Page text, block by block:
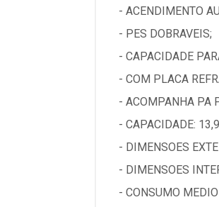
- ACENDIMENTO
- PES DOBRAVEIS;
- CAPACIDADE
- COM PLACA
- ACOMPANHA PA
- CAPACIDADE:
- DIMENSOES
- DIMENSOES
- CONSUMO